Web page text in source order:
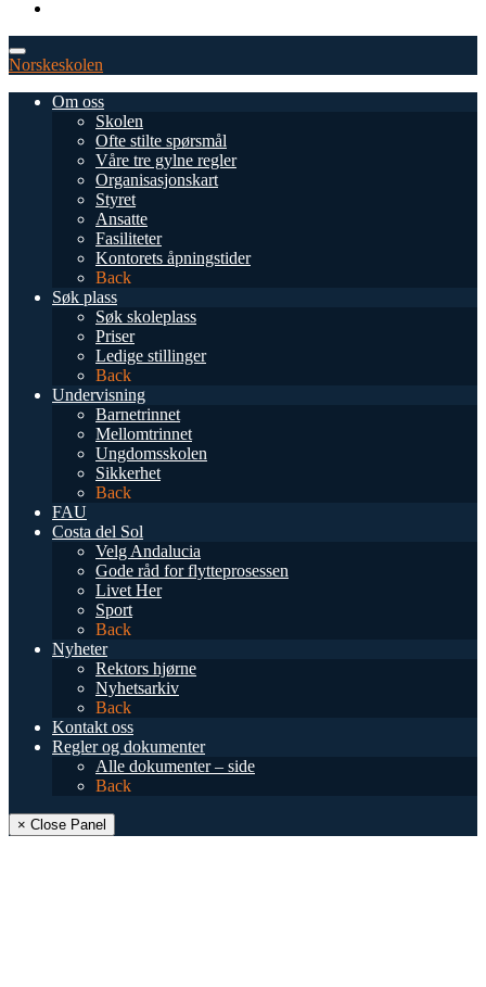
Norskeskolen
Om oss
Skolen
Ofte stilte spørsmål
Våre tre gylne regler
Organisasjonskart
Styret
Ansatte
Fasiliteter
Kontorets åpningstider
Back
Søk plass
Søk skoleplass
Priser
Ledige stillinger
Back
Undervisning
Barnetrinnet
Mellomtrinnet
Ungdomsskolen
Sikkerhet
Back
FAU
Costa del Sol
Velg Andalucia
Gode råd for flytteprosessen
Livet Her
Sport
Back
Nyheter
Rektors hjørne
Nyhetsarkiv
Back
Kontakt oss
Regler og dokumenter
Alle dokumenter – side
Back
× Close Panel